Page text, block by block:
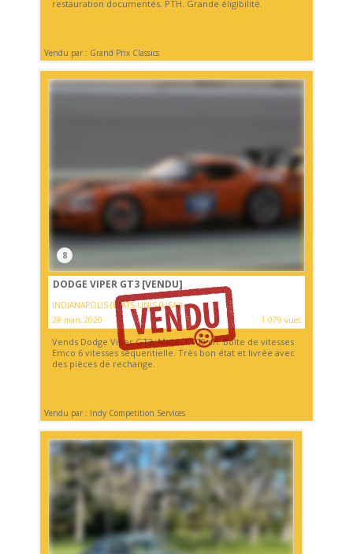
restauration documentés. PTH. Grande éligibilité.
Vendu par : Grand Prix Classics
8
DODGE VIPER GT3 [VENDU]
INDIANAPOLIS (ETATS-UNIS (USA))
28 mars 2020
1 079 vues
Vends Dodge Viper GT3. Moteur 700 ch. Boîte de vitesses
Emco 6 vitesses séquentielle. Très bon état et livrée avec
des pièces de rechange.
Vendu par : Indy Competition Services